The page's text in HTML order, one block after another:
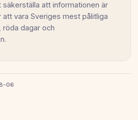
att informationen är
att vara Sveriges mest pålitliga
röda dagar och
06